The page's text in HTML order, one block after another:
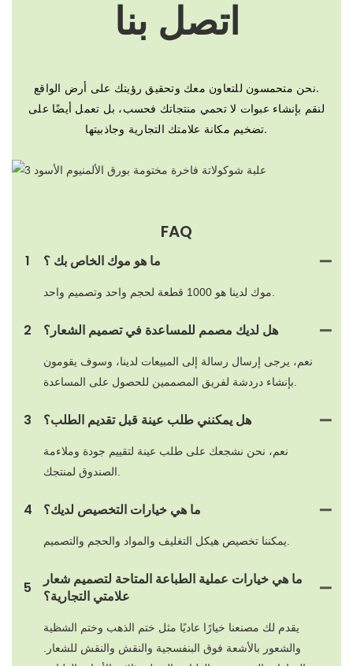
اتصل بنا
نحن متحمسون للتعاون معك وتحقيق رؤيتك على أرض الواقع.
لنقم بإنشاء عبوات لا تحمي منتجاتك فحسب، بل تعمل أيضًا على
تضخيم مكانة علامتك التجارية وجاذبيتها.
FAQ
1 ما هو موك الخاص بك ؟
2 هل لديك مصمم للمساعدة في تصميم الشعار؟
نعم، يرجى إرسال رسالة إلى المبيعات لدينا، وسوف يقومون
3 هل يمكنني طلب عينة قبل تقديم الطلب؟
نعم، نحن نشجعك على طلب عينة لتقييم جودة وملاءمة
4 ما هي خيارات التخصيص لديك؟
5
ما هي خيارات عملية الطباعة المتاحة لتصميم شعار
علامتي التجارية؟
يقدم لك مصنعنا خيارًا عاديًا مثل ختم الذهب وختم الشظية
والشعور بالأشعة فوق البنفسجية والنقش والنقش للشعار.